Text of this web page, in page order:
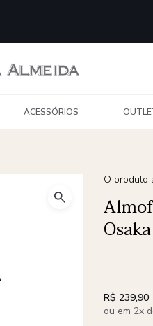
ACESSÓRIOS
O produto
R$ 239,90
ou em 2x